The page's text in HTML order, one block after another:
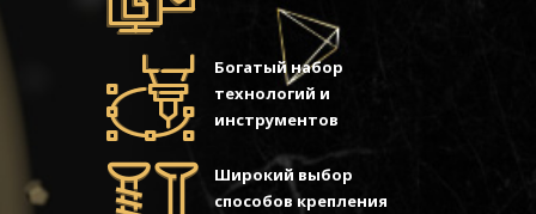
Богатый набор
технологий и
инструментов
Широкий выбор
способов крепления